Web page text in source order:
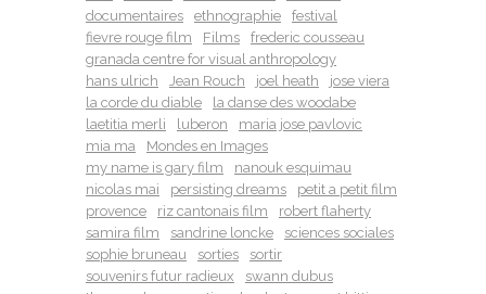
documentaires
ethnographie
festival
fievre rouge film
Films
frederic cousseau
granada centre for visual anthropology
hans ulrich
Jean Rouch joel heath
jose viera
la corde du diable
la danse des woodabe
laetitia merli
luberon
maria jose pavlovic
mia ma
Mondes en Images
my name is gary film
nanouk esquimau
nicolas mai
persisting dreams
petit a petit film
provence
riz cantonais film
robert flaherty
samira film
sandrine loncke
sciences sociales
sophie bruneau
sorties
sortir
souvenirs futur radieux
swann dubus